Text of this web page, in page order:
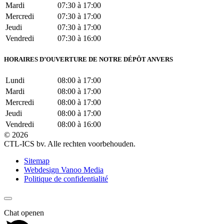
Mardi
07:30 à 17:00
Mercredi
07:30 à 17:00
Jeudi
07:30 à 17:00
Vendredi
07:30 à 16:00
HORAIRES D’OUVERTURE DE NOTRE DÉPÔT ANVERS
Lundi
08:00 à 17:00
Mardi
08:00 à 17:00
Mercredi
08:00 à 17:00
Jeudi
08:00 à 17:00
Vendredi
08:00 à 16:00
© 2026
CTL-ICS bv. Alle rechten voorbehouden.
Sitemap
Webdesign Vanoo Media
Politique de confidentialité
Chat openen